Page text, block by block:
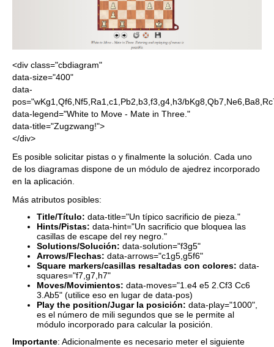
<div class="cbdiagram"
data-size="400"
data-
pos="wKg1,Qf6,Nf5,Ra1,c1,Pb2,b3,f3,g4,h3/
data-legend="White to Move - Mate in Three."
data-title="Zugzwang!">
</div>
Es posible solicitar pistas o y finalmente la solución. Cada uno
de los diagramas dispone de un módulo de ajedrez incorporado
en la aplicación.
Más atributos posibles:
Title/Título: data-title="Un típico sacrificio de pieza."
Hints/Pistas: data-hint="Un sacrificio que bloquea las
casillas de escape del rey negro."
Solutions/Solución: data-solution="f3g5"
Arrows/Flechas: data-arrows="c1g5,g5f6"
Square markers/casillas resaltadas con colores: data-
squares="f7,g7,h7"
Moves/Movimientos: data-moves="1.e4 e5 2.Cf3 Cc6
3.Ab5" (utilice eso en lugar de data-pos)
Play the position/Jugar la posición: data-play="1000",
es el número de mili segundos que se le permite al
módulo incorporado para calcular la posición.
Importante: Adicionalmente es necesario meter el siguiente